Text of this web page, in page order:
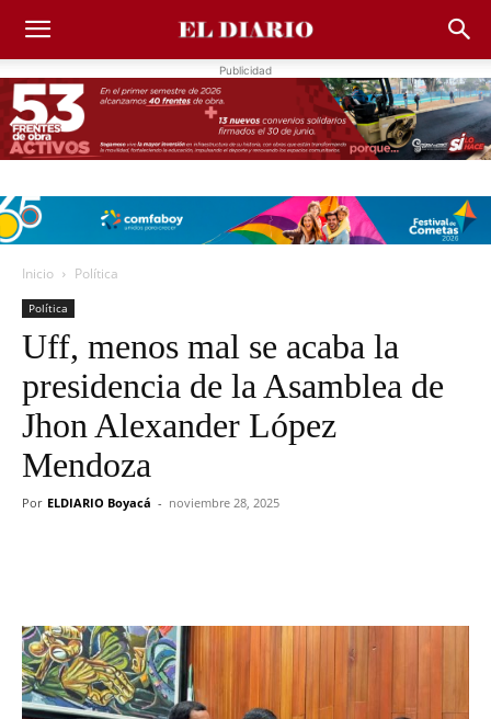
Publicidad
Inicio Política
Política
Uff, menos mal se acaba la
presidencia de la Asamblea de
Jhon Alexander López
Mendoza
Por ELDIARIO Boyacá - noviembre 28, 2025